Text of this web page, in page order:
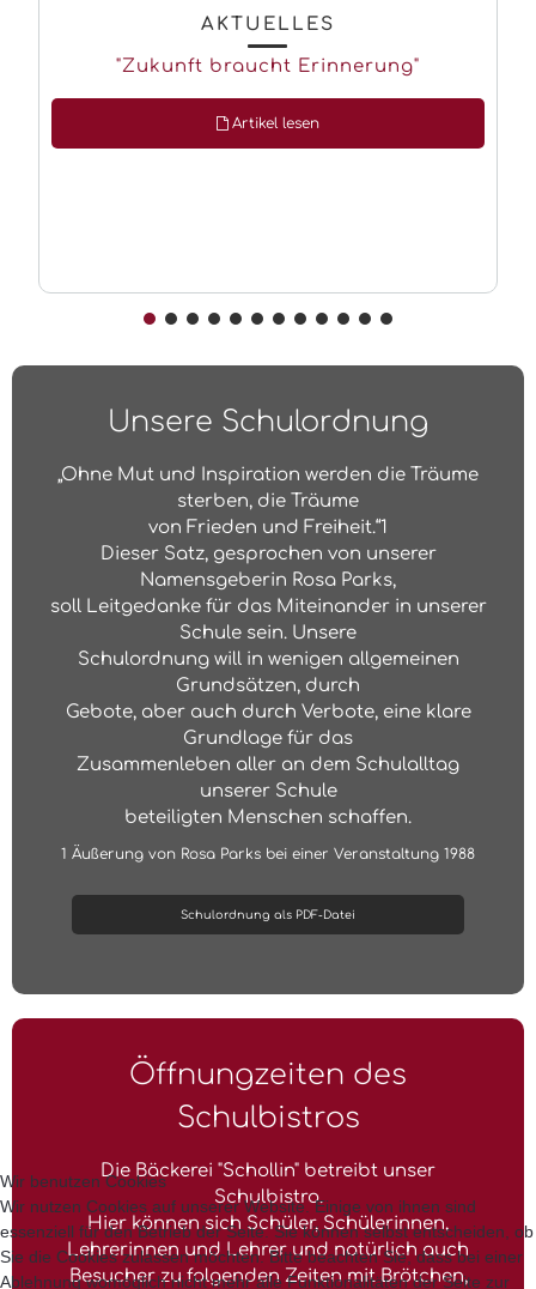
AKTUELLES
"Zukunft braucht Erinnerung"
Artikel lesen
Unsere Schulordnung
„Ohne Mut und Inspiration werden die Träume
sterben, die Träume
von Frieden und Freiheit.“1
Dieser Satz, gesprochen von unserer
Namensgeberin Rosa Parks,
soll Leitgedanke für das Miteinander in unserer
Schule sein. Unsere
Schulordnung will in wenigen allgemeinen
Grundsätzen, durch
Gebote, aber auch durch Verbote, eine klare
Grundlage für das
Zusammenleben aller an dem Schulalltag
unserer Schule
beteiligten Menschen schaffen.
1 Äußerung von Rosa Parks bei einer Veranstaltung 1988
Schulordnung als PDF-Datei
Öffnungzeiten des
Schulbistros
Die Bäckerei "Schollin" betreibt unser
Schulbistro.
Hier können sich Schüler, Schülerinnen,
Lehrerinnen und Lehrer und natürlich auch
Besucher zu folgenden Zeiten mit Brötchen,
Wir benutzen Cookies
Wir nutzen Cookies auf unserer Website. Einige von ihnen sind
essenziell für den Betrieb der Seite. Sie können selbst entscheiden, ob
Sie die Cookies zulassen möchten. Bitte beachten Sie, dass bei einer
Ablehnung womöglich nicht mehr alle Funktionalitäten der Seite zur